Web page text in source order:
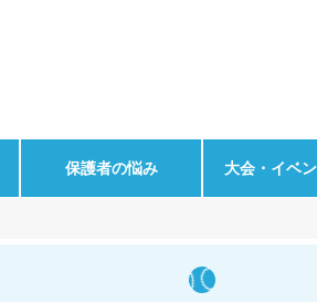
保護者の悩み 大会・イベ